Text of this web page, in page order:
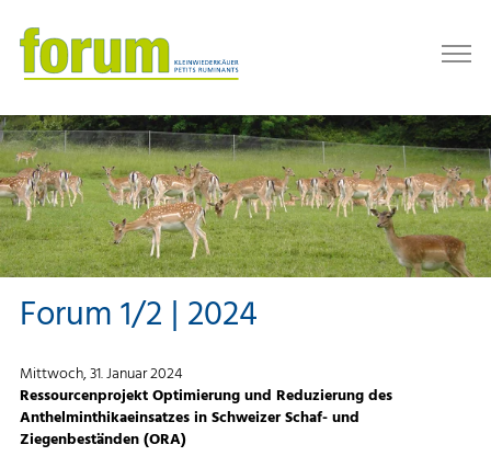
Forum 1/2 | 2024
Mittwoch, 31. Januar 2024
Ressourcenprojekt Optimierung und Reduzierung des
Anthelminthikaeinsatzes in Schweizer Schaf- und
Ziegenbeständen (ORA)